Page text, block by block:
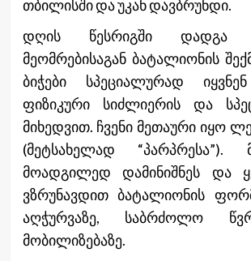
თბილისში და უკან დავბრუნდი.
დღის წესრიგში დადგა
მეომრებისაგან ბატალიონის
ბიჭები სპეციალურად
ფიზიკური სიძლიერის და
მიხედვით. ჩვენი მეთაური იყო
(მეტსახელად
მოადგილედ დამინიშნეს და
ვზრუნავდით ბატალიონის
აღჭურვაზე, საბრძოლო
მობილიზებაზე.